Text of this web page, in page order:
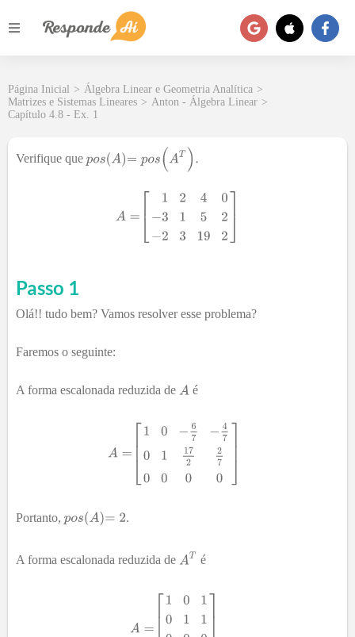
Página Inicial > Álgebra Linear e Geometria Analítica >
Matrizes e Sistemas Lineares > Anton - Álgebra Linear >
Capítulo 4.8 - Ex. 1
Verifique que
Passo 1
Olá!! tudo bem? Vamos resolver esse problema?
Faremos o seguinte:
A forma escalonada reduzida de é
Portanto, .
A forma escalonada reduzida de é